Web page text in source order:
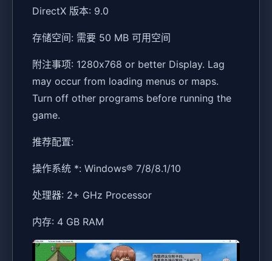
DirectX 版本: 9.0
存储空间: 需要 50 MB 可用空间
附注事项: 1280x768 or better Display. Lag
may occur from loading menus or maps.
Turn off other programs before running the
game.
推荐配置:
操作系统 *: Windows® 7/8/8.1/10
处理器: 2+ GHz Processor
内存: 4 GB RAM